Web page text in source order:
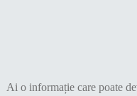
Ai o informație care poate